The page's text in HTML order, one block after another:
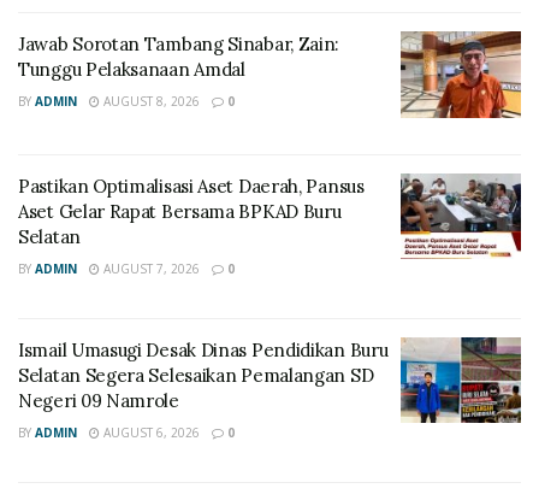
Jawab Sorotan Tambang Sinabar, Zain:
Tunggu Pelaksanaan Amdal
BY ADMIN AUGUST 8, 2026 0
Pastikan Optimalisasi Aset Daerah, Pansus
Aset Gelar Rapat Bersama BPKAD Buru
Selatan
BY ADMIN AUGUST 7, 2026 0
Ismail Umasugi Desak Dinas Pendidikan Buru
Selatan Segera Selesaikan Pemalangan SD
Negeri 09 Namrole
BY ADMIN AUGUST 6, 2026 0